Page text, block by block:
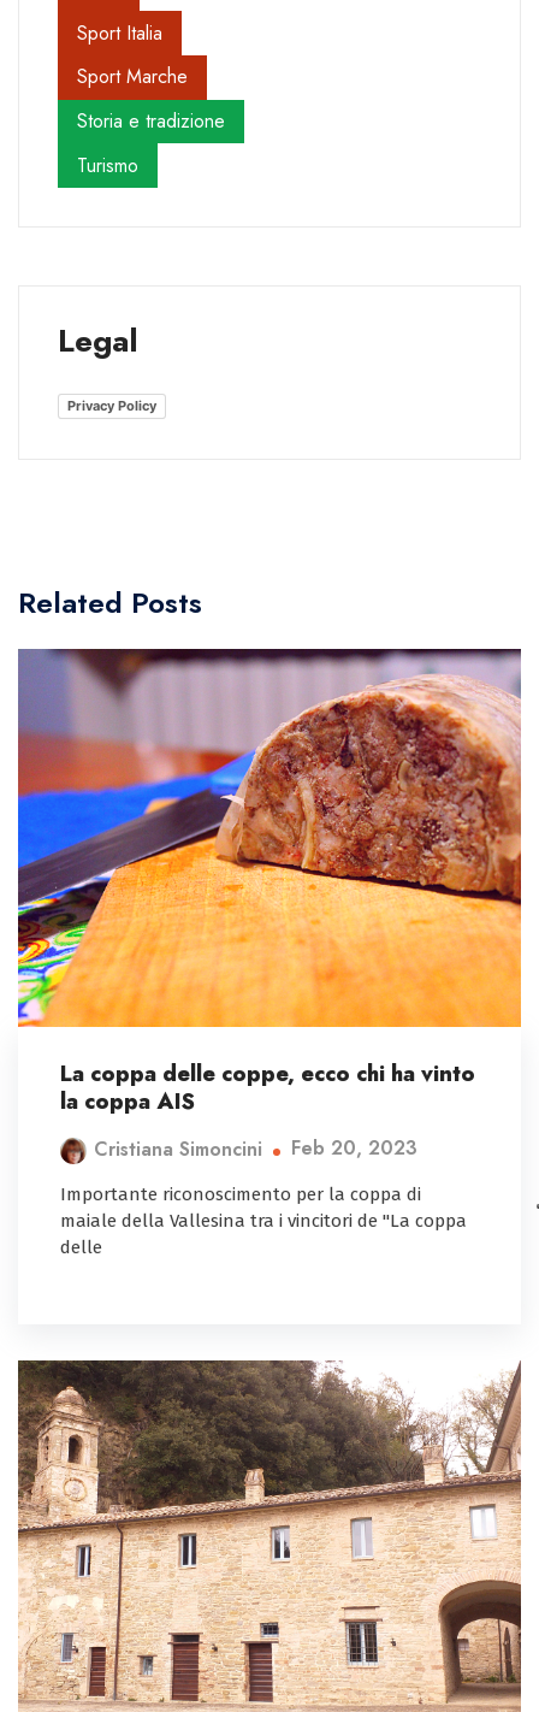
Sport Italia
Sport Marche
Storia e tradizione
Turismo
Legal
Privacy Policy
Related Posts
La coppa delle coppe, ecco chi ha vinto
la coppa AIS
Cristiana Simoncini Feb 20, 2023
Importante riconoscimento per la coppa di
maiale della Vallesina tra i vincitori de "La coppa
delle